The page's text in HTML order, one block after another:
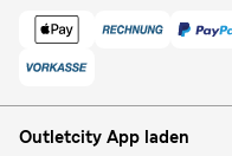
Outletcity App laden